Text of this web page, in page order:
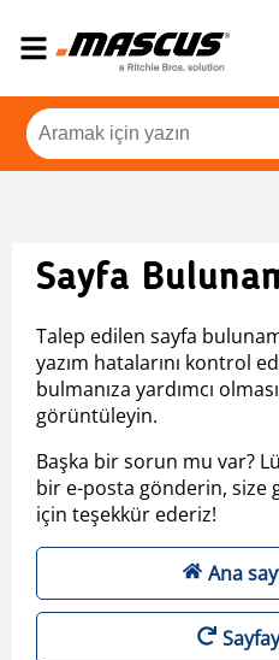
Sayfa
Talep edilen sayfa
yazım hatalarını kontrol
bulmanıza yardımcı
görüntüleyin.
Başka bir sorun mu var?
bir e-posta gönderin, size
için teşekkür ederiz!
Ana